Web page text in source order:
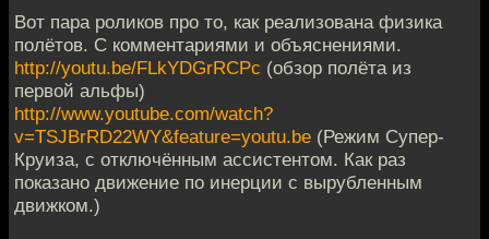
Вот пара роликов про то, как реализована физика
полётов. С комментариями и объяснениями.
http://youtu.be/FLkYDGrRCPc (обзор полёта из
первой альфы)
http://www.youtube.com/watch?
v=TSJBrRD22WY&feature=youtu.be (Режим Супер-
Круиза, с отключённым ассистентом. Как раз
показано движение по инерции с вырубленным
движком.)